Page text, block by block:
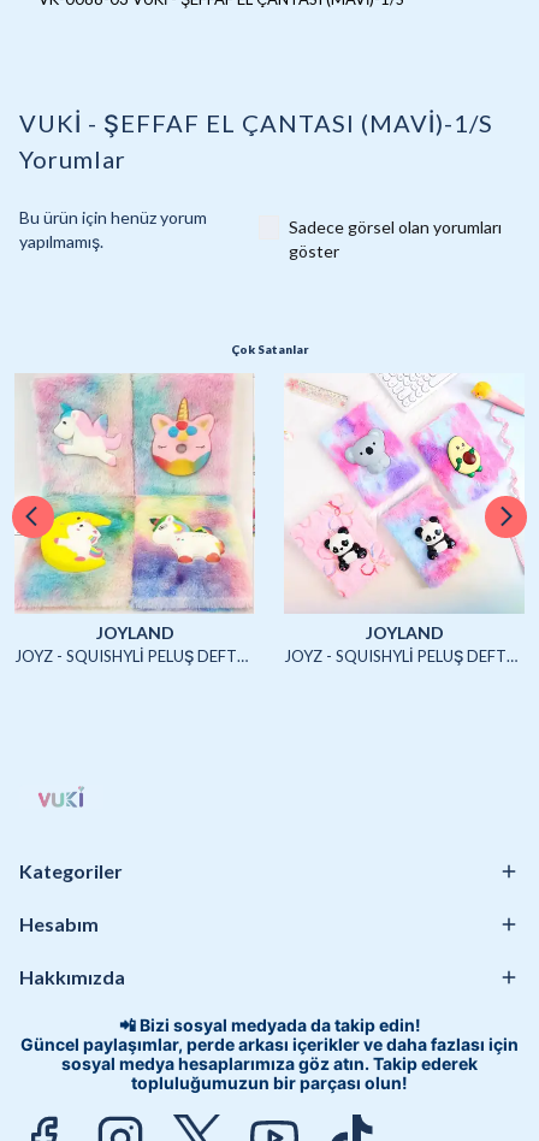
VUKİ - ŞEFFAF EL ÇANTASI (MAVİ)-1/S
Yorumlar
Bu ürün için henüz yorum
yapılmamış.
Sadece görsel olan yorumları
göster
Çok Satanlar
JOYLAND
JOYZ - SQUISHYLİ PELUŞ DEFTER A5 (UNICORN2)-4/S
JOYLAND
JOYZ - SQUISHYLİ PELUŞ DEFTER A5 (HAYVANLAR)-4/S
Kategoriler
Hesabım
Hakkımızda
📲 Bizi sosyal medyada da takip edin!
Güncel paylaşımlar, perde arkası içerikler ve daha fazlası için
sosyal medya hesaplarımıza göz atın. Takip ederek
topluluğumuzun bir parçası olun!